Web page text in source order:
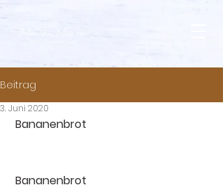
Beitrag
3. Juni 2020
Bananenbrot
Bananenbrot